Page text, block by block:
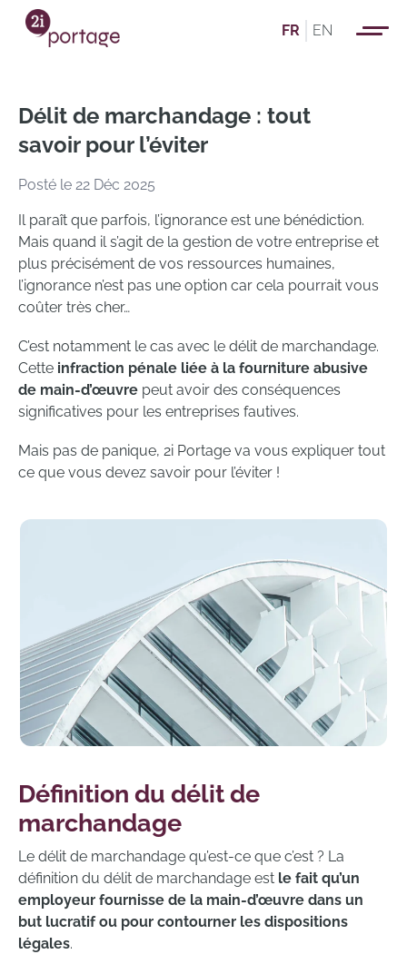
FR EN
Délit de marchandage : tout
savoir pour l’éviter
Posté le 22 Déc 2025
Il paraît que parfois, l’ignorance est une bénédiction.
Mais quand il s’agit de la gestion de votre entreprise et
plus précisément de vos ressources humaines,
l’ignorance n’est pas une option car cela pourrait vous
coûter très cher…
C’est notamment le cas avec le délit de marchandage.
Cette infraction pénale liée à la fourniture abusive
de main-d’œuvre peut avoir des conséquences
significatives pour les entreprises fautives.
Mais pas de panique, 2i Portage va vous expliquer tout
ce que vous devez savoir pour l’éviter !
Définition du délit de
marchandage
Le délit de marchandage qu’est-ce que c’est ? La
définition du délit de marchandage est le fait qu’un
employeur fournisse de la main-d’œuvre dans un
but lucratif ou pour contourner les dispositions
légales.